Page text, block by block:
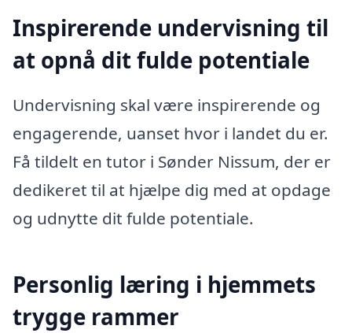
Inspirerende undervisning til
at opnå dit fulde potentiale
Undervisning skal være inspirerende og
engagerende, uanset hvor i landet du er.
Få tildelt en tutor i Sønder Nissum, der er
dedikeret til at hjælpe dig med at opdage
og udnytte dit fulde potentiale.
Personlig læring i hjemmets
trygge rammer